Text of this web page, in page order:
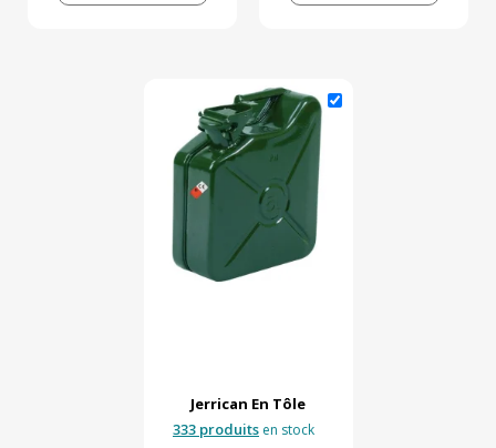
Jerrican En Tôle
333 produits en stock